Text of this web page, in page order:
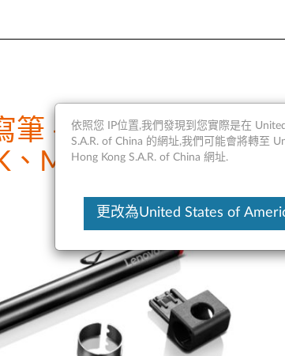
筆 - Yoga 900S-
Miix 720-12IKB
依照您 IP位置,我們發現到您實際是在
S.A.R. of China 的網址,我們可能會將轉至
Hong Kong S.A.R. of China 網址.
更改為United States of